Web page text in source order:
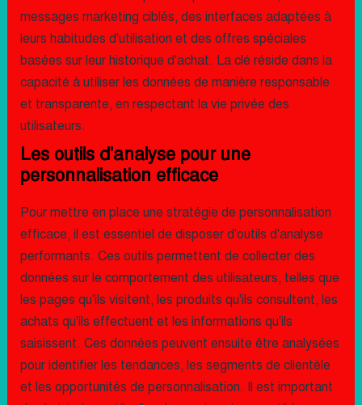
messages marketing ciblés, des interfaces adaptées à
leurs habitudes d'utilisation et des offres spéciales
basées sur leur historique d'achat. La clé réside dans la
capacité à utiliser les données de manière responsable
et transparente, en respectant la vie privée des
utilisateurs.
Les outils d'analyse pour une
personnalisation efficace
Pour mettre en place une stratégie de personnalisation
efficace, il est essentiel de disposer d'outils d'analyse
performants. Ces outils permettent de collecter des
données sur le comportement des utilisateurs, telles que
les pages qu'ils visitent, les produits qu'ils consultent, les
achats qu'ils effectuent et les informations qu'ils
saisissent. Ces données peuvent ensuite être analysées
pour identifier les tendances, les segments de clientèle
et les opportunités de personnalisation. Il est important